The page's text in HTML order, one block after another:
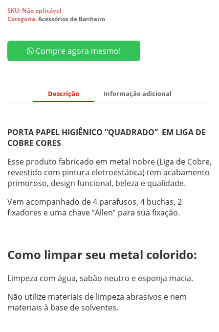
n
t
d
d
SKU: Não aplicável
Categoria:Acessórios de Banheiro
Compre agora mesmo!
Descrição Informação adicional
PORTA PAPEL HIGIÊNICO “QUADRADO” EM LIGA DE
COBRE CORES
Esse produto fabricado em metal nobre (Liga de Cobre,
revestido com pintura eletroestática) tem acabamento
primoroso, design funcional, beleza e qualidade.
Vem acompanhado de 4 parafusos, 4 buchas, 2
fixadores e uma chave “Allen” para sua fixação.
Como limpar seu metal colorido:
Limpeza com água, sabão neutro e esponja macia.
Não utilize materiais de limpeza abrasivos e nem
materiais à base de solventes.